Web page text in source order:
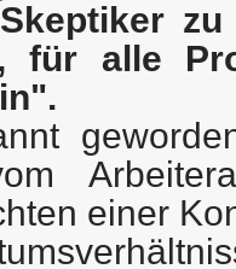
für alle
einer